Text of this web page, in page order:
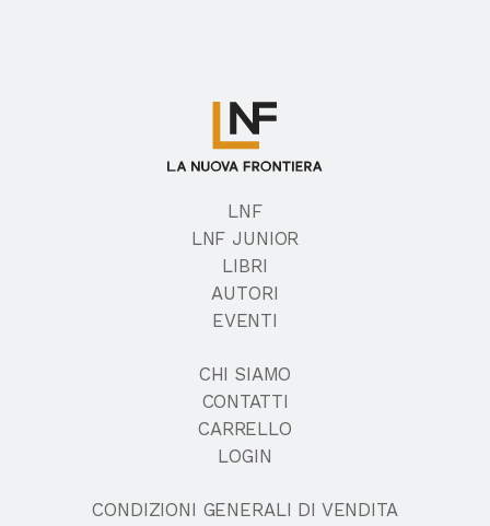
LNF
LNF JUNIOR
LIBRI
AUTORI
EVENTI
CHI SIAMO
CONTATTI
CARRELLO
LOGIN
CONDIZIONI GENERALI DI VENDITA